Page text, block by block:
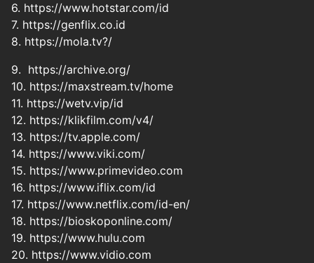
6. https://www.hotstar.com/id
7. https://genflix.co.id
8. https://mola.tv?/
9. https://archive.org/
10. https://maxstream.tv/home
11. https://wetv.vip/id
12. https://klikfilm.com/v4/
13. https://tv.apple.com/
14. https://www.viki.com/
15. https://www.primevideo.com
16. https://www.iflix.com/id
17. https://www.netflix.com/id-en/
18. https://bioskoponline.com/
19. https://www.hulu.com
20. https://www.vidio.com